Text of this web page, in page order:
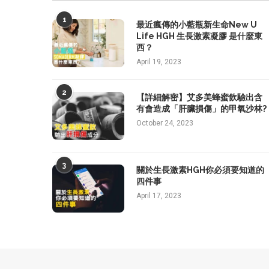
1
最近瘋傳的小藍瓶新生命New U
Life HGH 生長激素凝膠 是什麼東
西？
April 19, 2023
2
【詳細解密】艾多美蜂蜜飲驗出含
有會造成「肝臟損傷」的甲氧沙林?
October 24, 2023
3
關於生長激素HGH你必須要知道的
四件事
April 17, 2023